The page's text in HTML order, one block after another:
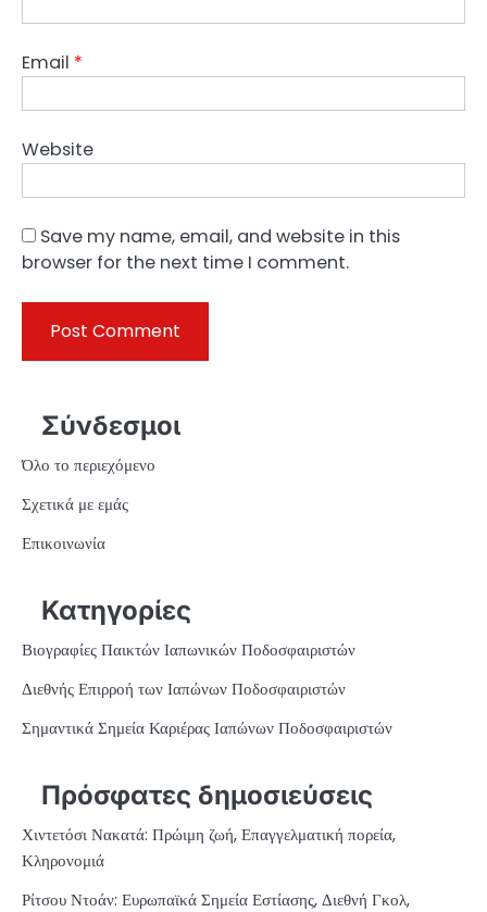
Email *
Website
Save my name, email, and website in this
browser for the next time I comment.
Σύνδεσμοι
Όλο το περιεχόμενο
Σχετικά με εμάς
Επικοινωνία
Κατηγορίες
Βιογραφίες Παικτών Ιαπωνικών Ποδοσφαιριστών
Διεθνής Επιρροή των Ιαπώνων Ποδοσφαιριστών
Σημαντικά Σημεία Καριέρας Ιαπώνων Ποδοσφαιριστών
Πρόσφατες δημοσιεύσεις
Χιντετόσι Νακατά: Πρώιμη ζωή, Επαγγελματική πορεία,
Κληρονομιά
Ρίτσου Ντοάν: Ευρωπαϊκά Σημεία Εστίασης, Διεθνή Γκολ,